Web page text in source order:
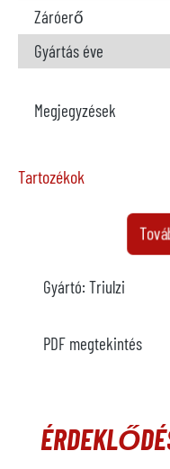
Záróerő
Gyártás éve
Megjegyzések
Tartozékok
Modell
Kapacitás
Megjegyzések
Gyártó: Triulzi
PDF megtekintés